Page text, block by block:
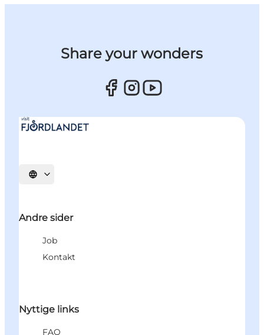
Share your wonders
Vælg sprog
Andre sider
Job
Kontakt
Nyttige links
FAQ